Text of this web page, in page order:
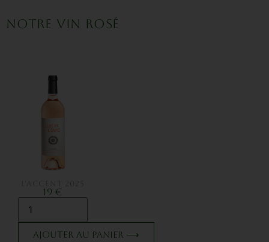
NOTRE VIN ROSÉ
19 €
Ajouter au panier ⟶